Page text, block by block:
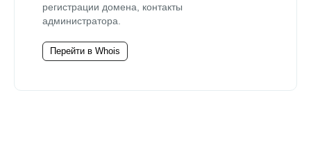
регистрации домена, контакты
администратора.
Перейти в Whois